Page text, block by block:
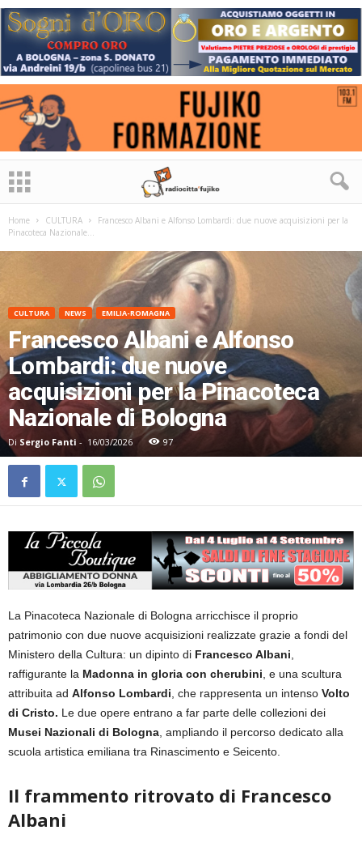
Home CULTURA
Francesco Albani e Alfonso Lombardi: due nuove acquisizioni per la
Pinacoteca Nazionale...
CULTURA NEWS EMILIA-ROMAGNA
Francesco Albani e Alfonso
Lombardi: due nuove
acquisizioni per la Pinacoteca
Nazionale di Bologna
Di Sergio Fanti - 16/03/2026 97
La Pinacoteca Nazionale di Bologna arricchisce il proprio
patrimonio con due nuove acquisizioni realizzate grazie a fondi del
Ministero della Cultura: un dipinto di Francesco Albani,
raffigurante la Madonna in gloria con cherubini, e una scultura
attribuita ad Alfonso Lombardi, che rappresenta un intenso Volto
di Cristo. Le due opere entrano a far parte delle collezioni dei
Musei Nazionali di Bologna, ampliando il percorso dedicato alla
scuola artistica emiliana tra Rinascimento e Seicento.
Il frammento ritrovato di Francesco
Albani